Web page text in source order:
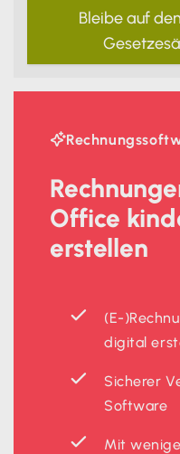
Bleibe auf

Office
erstellen
(E-
digital
Sicherer
Software
Mit